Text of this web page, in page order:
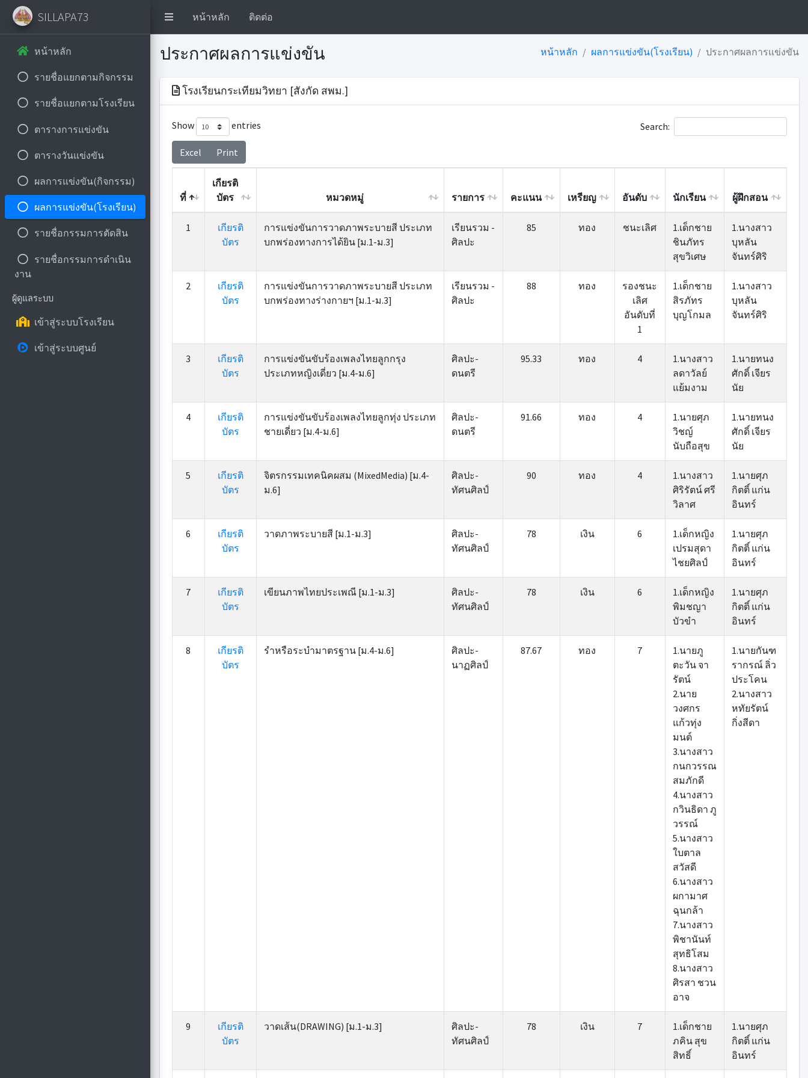
หน้าหลัก ติดต่อ
SILLAPA73
หน้าหลัก
รายชื่อแยกตามกิจกรรม
รายชื่อแยกตามโรงเรียน
ตารางการแข่งขัน
ตารางวันแข่งขัน
ผลการแข่งขัน(กิจกรรม)
ผลการแข่งขัน(โรงเรียน)
รายชื่อกรรมการตัดสิน
รายชื่อกรรมการดำเนิน
งาน
ผู้ดูแลระบบ
เข้าสู่ระบบโรงเรียน
เข้าสู่ระบบศูนย์
ประกาศผลการแข่งขัน หน้าหลัก ผลการแข่งขัน(โรงเรียน) ประกาศผลการแข่งขัน
โรงเรียนกระเทียมวิทยา [สังกัด สพม.]
Show entries
Excel Print
Search:
ที่
เกียรติ
บัตร
หมวดหมู่ รายการ คะแนน เหรียญ อันดับ นักเรียน
ผู้ฝึกสอน
เกียรติ
บัตร
รายการ อันดับ นักเรียน
1
เกียรติ
บัตร
การแข่งขันการวาดภาพระบายสี ประเภท
บกพร่องทางการได้ยิน [ม.1-ม.3]
เรียนรวม -
ศิลปะ
85 ทอง ชนะเลิศ
1.เด็กชาย
ชินภัทร
สุขวิเศษ
1.นางสาว
บุหลัน
จันทร์ศิริ
2
เกียรติ
บัตร
การแข่งขันการวาดภาพระบายสี ประเภท
บกพร่องทางร่างกายฯ [ม.1-ม.3]
เรียนรวม -
ศิลปะ
88 ทอง
รองชนะ
เลิศ
อันดับที่
1
1.เด็กชาย
สิรภัทร
บุญโกมล
1.นางสาว
บุหลัน
จันทร์ศิริ
3
เกียรติ
บัตร
การแข่งขันขับร้องเพลงไทยลูกกรุง
ประเภทหญิงเดี่ยว [ม.4-ม.6]
ศิลปะ-
ดนตรี
95.33 ทอง 4
1.นางสาว
ลดาวัลย์
แย้มงาม
1.นายทนง
ศักดิ์ เจียร
นัย
4
เกียรติ
บัตร
การแข่งขันขับร้องเพลงไทยลูกทุ่ง ประเภท
ชายเดี่ยว [ม.4-ม.6]
ศิลปะ-
ดนตรี
91.66 ทอง 4
1.นายศุภ
วิชญ์
นับถือสุข
1.นายทนง
ศักดิ์ เจียร
นัย
5
เกียรติ
บัตร
จิตรกรรมเทคนิคผสม (MixedMedia) [ม.4-
ม.6]
ศิลปะ-
ทัศนศิลป์
90 ทอง 4
1.นางสาว
ศิริรัตน์ ศรี
วิลาศ
1.นายศุภ
กิตติ์ แก่น
อินทร์
6
เกียรติ
บัตร
วาดภาพระบายสี [ม.1-ม.3]
ศิลปะ-
ทัศนศิลป์
78 เงิน 6
1.เด็กหญิง
เปรมสุดา
ไชยศิลป์
1.นายศุภ
กิตติ์ แก่น
อินทร์
7
เกียรติ
บัตร
เขียนภาพไทยประเพณี [ม.1-ม.3]
ศิลปะ-
ทัศนศิลป์
78 เงิน 6
1.เด็กหญิง
พิมชญา
บัวขำ
1.นายศุภ
กิตติ์ แก่น
อินทร์
8
เกียรติ
บัตร
รําหรือระบํามาตรฐาน [ม.4-ม.6]
ศิลปะ-
นาฏศิลป์
87.67 ทอง 7
1.นายภู
ตะวัน จา
รัตน์
2.นาย
วงศกร
แก้วทุ่ง
มนต์
3.นางสาว
กนกวรรณ
สมภักดี
4.นางสาว
กวินธิดา ภู
วรรณ์
5.นางสาว
ใบตาล
สวัสดี
6.นางสาว
ผกามาศ
ฉุนกล้า
7.นางสาว
พิชานันท์
สุทธิโสม
8.นางสาว
ศิรสา ชวน
อาจ
1.นายกันฑ
รากรณ์ ลิ่ว
ประโคน
2.นางสาว
หทัยรัตน์
กิ่งสีดา
9
เกียรติ
บัตร
วาดเส้น(DRAWING) [ม.1-ม.3]
ศิลปะ-
ทัศนศิลป์
78 เงิน 7
1.เด็กชาย
ภคิน สุข
สิทธิ์
1.นายศุภ
กิตติ์ แก่น
อินทร์